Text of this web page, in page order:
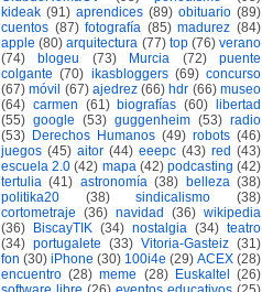
kideak (91) aprendices (89) obituario (89)
cuentos (87) fotografía (85) madurez (84)
apple (80) arquitectura (77) top (76) verano
(74)
blogeu (73) Murcia (72)
puente
colgante (70) ikasbloggers (69) concurso
(67) móvil (67) ajedrez (66) hdr (66) museo
(64) carmen (61) biografías (60)
libertad
(55) google (53) guggenheim (53) radio
(53) Derechos Humanos (49) robots (46)
juegos (45) aitor (44) eeepc (43) red (43)
escuela 2.0 (42) mapa (42) podcasting (42)
tertulia (41) astronomía (38) belleza (38)
politika20
(38) sindicalismo
(38)
cortometraje (36) navidad (36) wikipedia
(36)
BiscayTIK (34) nostalgia (34) teatro
(34) portugalete (33) Vitoria-Gasteiz (31)
fon (30) iPhone (30) 100i4e (29) ACEX (28)
encuentro (28) meme (28) Euskaltel
(26)